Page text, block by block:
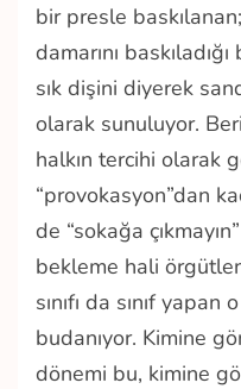
bir presle
damarını
sık dişini diyerek
olarak sunuluyor.
halkın tercihi olarak
“provokasyon”dan
de “sokağa
bekleme hali
sınıfı da sınıf
budanıyor. Kimine
dönemi bu, kimine